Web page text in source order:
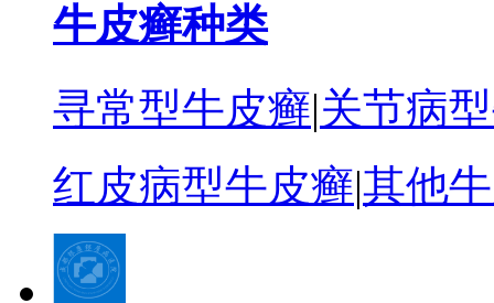
牛皮癣种类
寻常型牛皮癣|关节病
红皮病型牛皮癣|其他